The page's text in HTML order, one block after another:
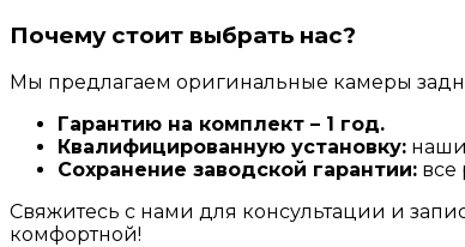
Почему стоит выбрать нас?
Мы предлагаем оригинальные камеры
Гарантию на комплект – 1 год.
Квалифицированную установку:
Сохранение заводской гарантии: все
Свяжитесь с нами для консультации и
комфортной!